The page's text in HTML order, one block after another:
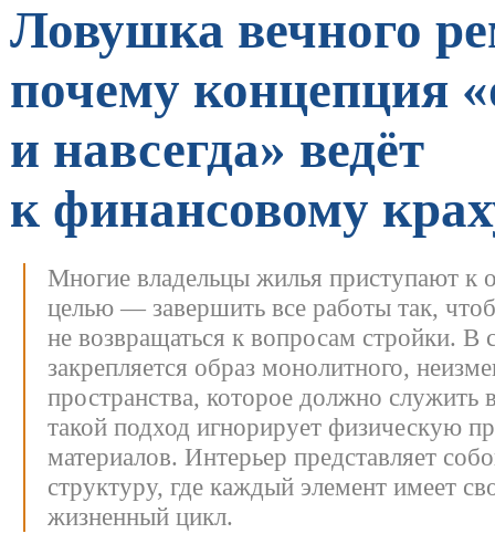
Ловушка вечного
почему концепция
и навсегда» ведёт
к финансовому
Многие владельцы жилья приступают к
целью — завершить все работы так,
не возвращаться к вопросам стройки. В
закрепляется образ монолитного,
пространства, которое должно служить
такой подход игнорирует физическую
материалов. Интерьер представляет
структуру, где каждый элемент имеет
жизненный цикл.